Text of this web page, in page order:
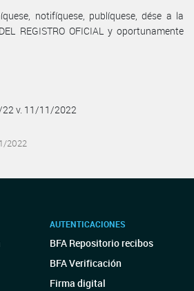
notifíquese, publíquese, dése a la
REGISTRO OFICIAL y oportunamente
v. 11/11/2022
2022
AUTENTICACIONES
BFA Repositorio recibos
BFA Verificación
Firma digital